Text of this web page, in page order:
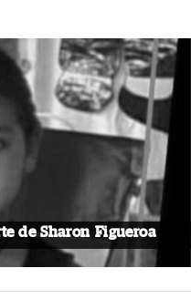
de Sharon Figueroa